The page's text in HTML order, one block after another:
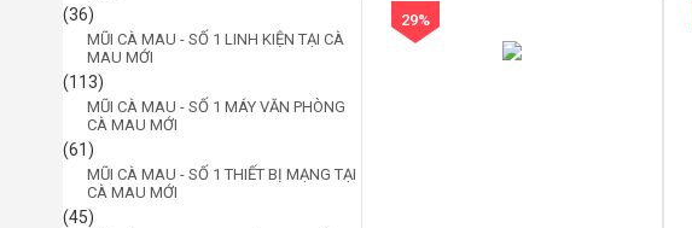
(36)
MŨI CÀ MAU - SỐ 1 LINH KIỆN TẠI CÀ
MAU MỚI
(113)
MŨI CÀ MAU - SỐ 1 MÁY VĂN PHÒNG
CÀ MAU MỚI
(61)
MŨI CÀ MAU - SỐ 1 THIẾT BỊ MẠNG TẠI
CÀ MAU MỚI
(45)
29%